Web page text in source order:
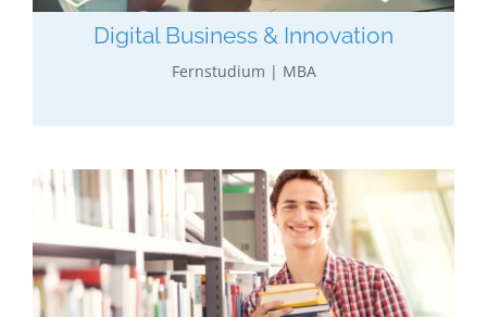
Digital Business & Innovation
Fernstudium | MBA
mehr erfahren…
Bildungs­­management
Allgemeines wirtschaftliches Studium in